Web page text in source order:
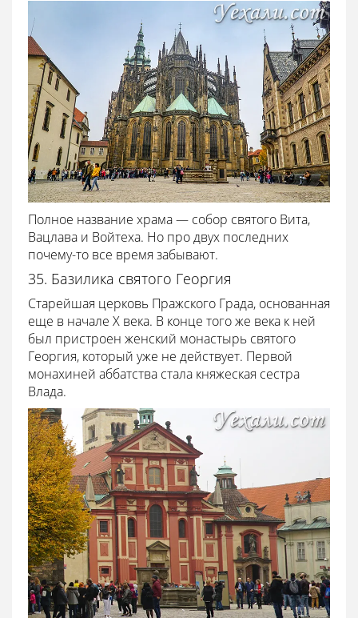
Полное название храма — собор святого Вита,
Вацлава и Войтеха. Но про двух последних
почему-то все время забывают.
35. Базилика святого Георгия
Старейшая церковь Пражского Града, основанная
еще в начале X века. В конце того же века к ней
был пристроен женский монастырь святого
Георгия, который уже не действует. Первой
монахиней аббатства стала княжеская сестра
Влада.